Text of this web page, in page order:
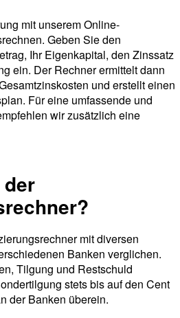
mit unserem Online-
Geben Sie den
Ihr Eigenkapital, den Zinssatz
ein. Der Rechner ermittelt dann
und erstellt einen
Für eine umfassende und
wir zusätzlich eine
mit diversen
Banken verglichen.
Tilgung und Restschuld
stets bis auf den Cent
der Banken überein.